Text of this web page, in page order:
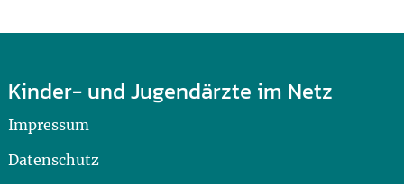
Kinder- und Jugendärzte im Netz
Impressum
Datenschutz